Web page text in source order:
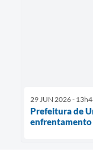
29 JUN 2026 -
Prefeitura de
enfrentamento